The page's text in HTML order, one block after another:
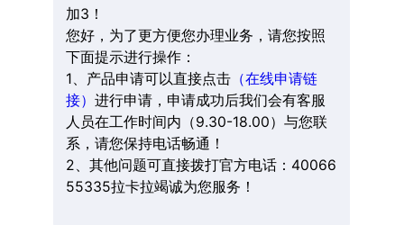
加3！
您好，为了更方便您办理业务，请您按照
下面提示进行操作：
1、产品申请可以直接点击（在线申请链
接） 进行申请，申请成功后我们会有客服
人员在工作时间内（9.30-18.00）与您联
系，请您保持电话畅通！
2、其他问题可直接拨打官方电话：40066
55335拉卡拉竭诚为您服务！